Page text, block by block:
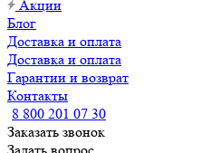
Акции
Блог
Доставка и оплата
Доставка и оплата
Гарантии и возврат
Контакты
8 800 201 07 30
Заказать звонок